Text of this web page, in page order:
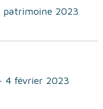
patrimoine 2023
4 février 2023